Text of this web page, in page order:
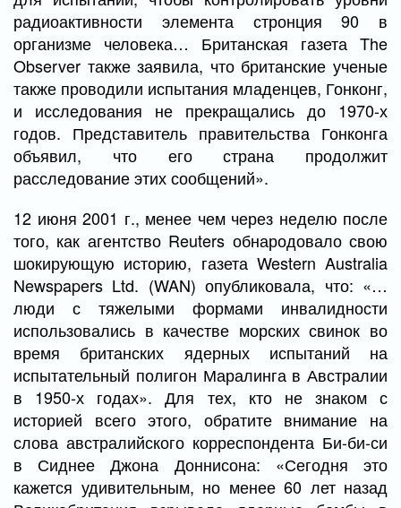
радиоактивности элемента стронция 90 в
организме человека… Британская газета The
Observer также заявила, что британские ученые
также проводили испытания младенцев, Гонконг,
и исследования не прекращались до 1970-х
годов. Представитель правительства Гонконга
объявил, что его страна продолжит
расследование этих сообщений».
12 июня 2001 г., менее чем через неделю после
того, как агентство Reuters обнародовало свою
шокирующую историю, газета Western Australia
Newspapers Ltd. (WAN) опубликовала, что: «…
люди с тяжелыми формами инвалидности
использовались в качестве морских свинок во
время британских ядерных испытаний на
испытательный полигон Маралинга в Австралии
в 1950-х годах». Для тех, кто не знаком с
историей всего этого, обратите внимание на
слова австралийского корреспондента Би-би-си
в Сиднее Джона Доннисона: «Сегодня это
кажется удивительным, но менее 60 лет назад